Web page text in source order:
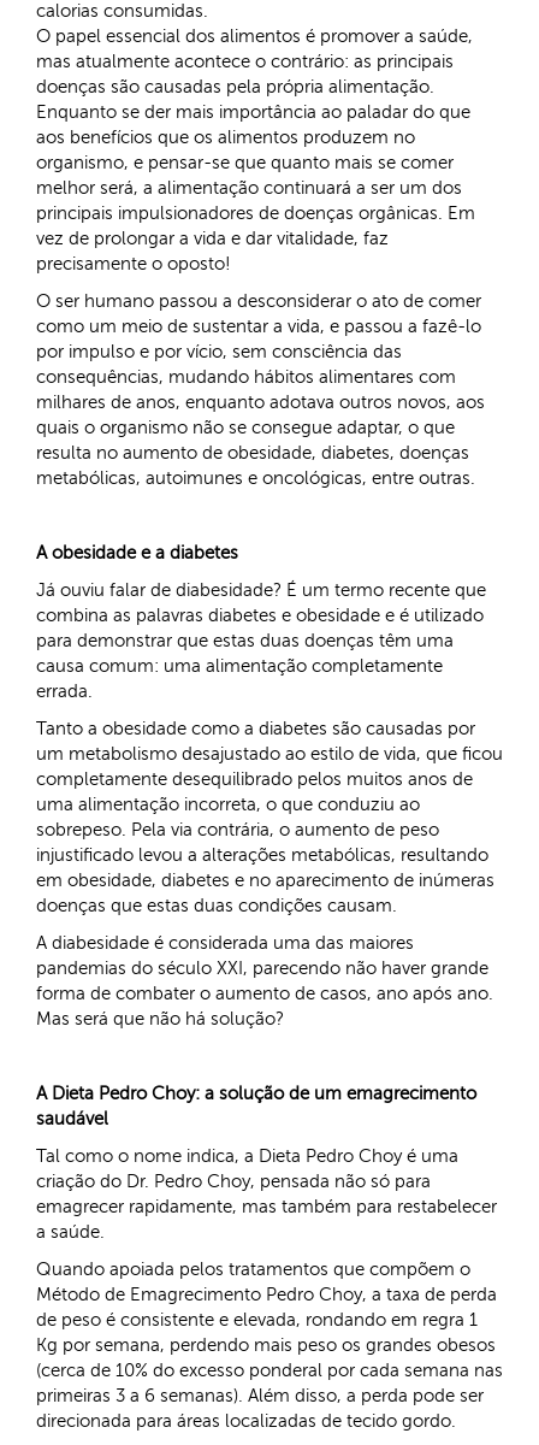
calorias consumidas.
O papel essencial dos alimentos é promover a saúde,
mas atualmente acontece o contrário: as principais
doenças são causadas pela própria alimentação.
Enquanto se der mais importância ao paladar do que
aos benefícios que os alimentos produzem no
organismo, e pensar-se que quanto mais se comer
melhor será, a alimentação continuará a ser um dos
principais impulsionadores de doenças orgânicas. Em
vez de prolongar a vida e dar vitalidade, faz
precisamente o oposto!
O ser humano passou a desconsiderar o ato de comer
como um meio de sustentar a vida, e passou a fazê-lo
por impulso e por vício, sem consciência das
consequências, mudando hábitos alimentares com
milhares de anos, enquanto adotava outros novos, aos
quais o organismo não se consegue adaptar, o que
resulta no aumento de obesidade, diabetes, doenças
metabólicas, autoimunes e oncológicas, entre outras.
A obesidade e a diabetes
Já ouviu falar de diabesidade? É um termo recente que
combina as palavras diabetes e obesidade e é utilizado
para demonstrar que estas duas doenças têm uma
causa comum: uma alimentação completamente
errada.
Tanto a obesidade como a diabetes são causadas por
um metabolismo desajustado ao estilo de vida, que ficou
completamente desequilibrado pelos muitos anos de
uma alimentação incorreta, o que conduziu ao
sobrepeso. Pela via contrária, o aumento de peso
injustificado levou a alterações metabólicas, resultando
em obesidade, diabetes e no aparecimento de inúmeras
doenças que estas duas condições causam.
A diabesidade é considerada uma das maiores
pandemias do século XXI, parecendo não haver grande
forma de combater o aumento de casos, ano após ano.
Mas será que não há solução?
A Dieta Pedro Choy: a solução de um emagrecimento
saudável
Tal como o nome indica, a Dieta Pedro Choy é uma
criação do Dr. Pedro Choy, pensada não só para
emagrecer rapidamente, mas também para restabelecer
a saúde.
Quando apoiada pelos tratamentos que compõem o
Método de Emagrecimento Pedro Choy, a taxa de perda
de peso é consistente e elevada, rondando em regra 1
Kg por semana, perdendo mais peso os grandes obesos
(cerca de 10% do excesso ponderal por cada semana nas
primeiras 3 a 6 semanas). Além disso, a perda pode ser
direcionada para áreas localizadas de tecido gordo.